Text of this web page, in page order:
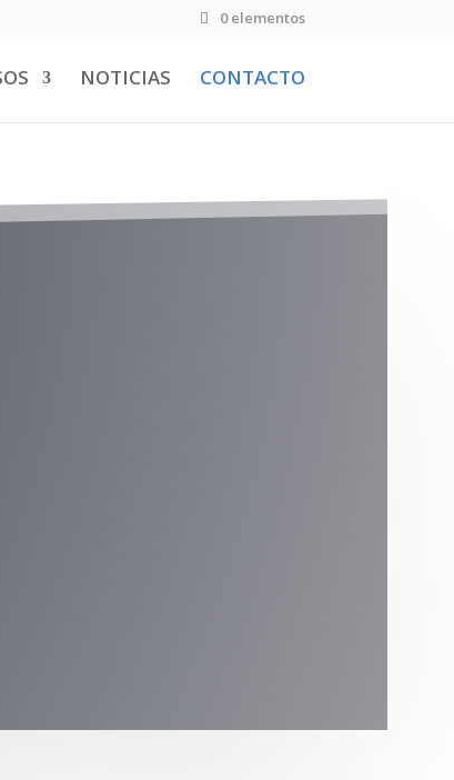
0 elementos
NOTICIAS CONTACTO